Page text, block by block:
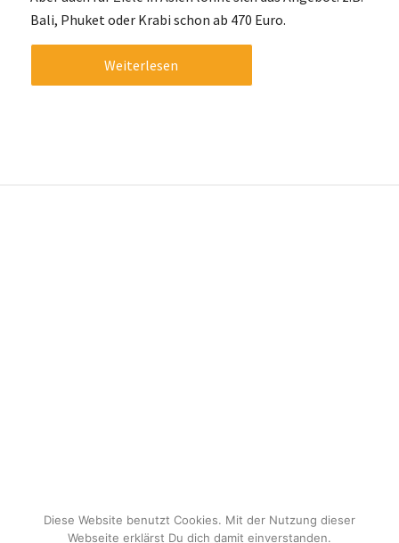
Bali, Phuket oder Krabi schon ab 470 Euro.
Weiterlesen
Diese Website benutzt Cookies. Mit der Nutzung dieser
Webseite erklärst Du dich damit einverstanden.